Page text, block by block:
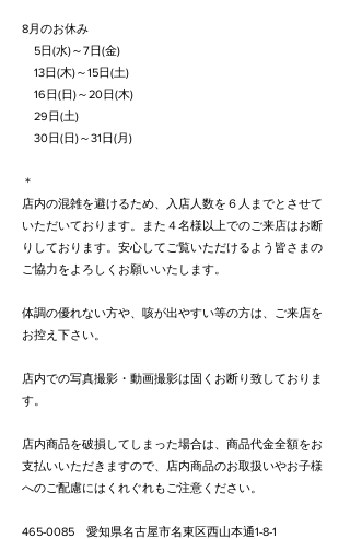
8月のお休み
5日(水)～7日(金)
13日(木)～15日(土)
16日(日)～20日(木)
29日(土)
​ 30日(日)～31日(月)
＊
店内の混雑を避けるため、入店人数を６人までとさせて
いただいております。また４名様以上でのご来店はお断
りしております。安心してご覧いただけるよう皆さまの
ご協力をよろしくお願いいたします。
体調の優れない方や、咳が出やすい等の方は、ご来店を
お控え下さい。
店内での写真撮影・動画撮影は固くお断り致しておりま
す。
店内商品を破損してしまった場合は、商品代金全額をお
支払いいただきますので、店内商品のお取扱いやお子様
へのご配慮にはくれぐれもご注意ください。
465-0085 愛知県名古屋市名東区西山本通1-8-1